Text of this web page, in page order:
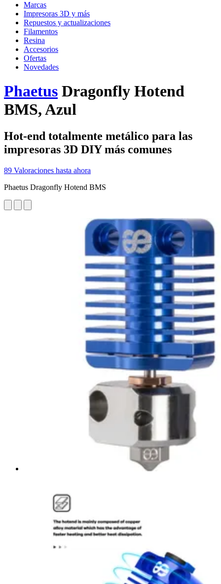
Marcas
Impresoras 3D y más
Repuestos y actualizaciones
Filamentos
Resina
Accesorios
Ofertas
Novedades
Phaetus Dragonfly Hotend
BMS, Azul
Hot-end totalmente metálico para las
impresoras 3D DIY más comunes
89 Valoraciones hasta ahora
Phaetus Dragonfly Hotend BMS